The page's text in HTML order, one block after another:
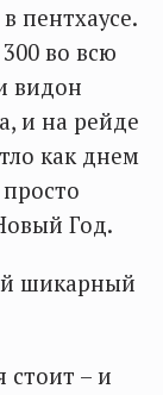
пентхаусе.
во всю
видон
и на рейде
как днем
Год.
шикарный
– и